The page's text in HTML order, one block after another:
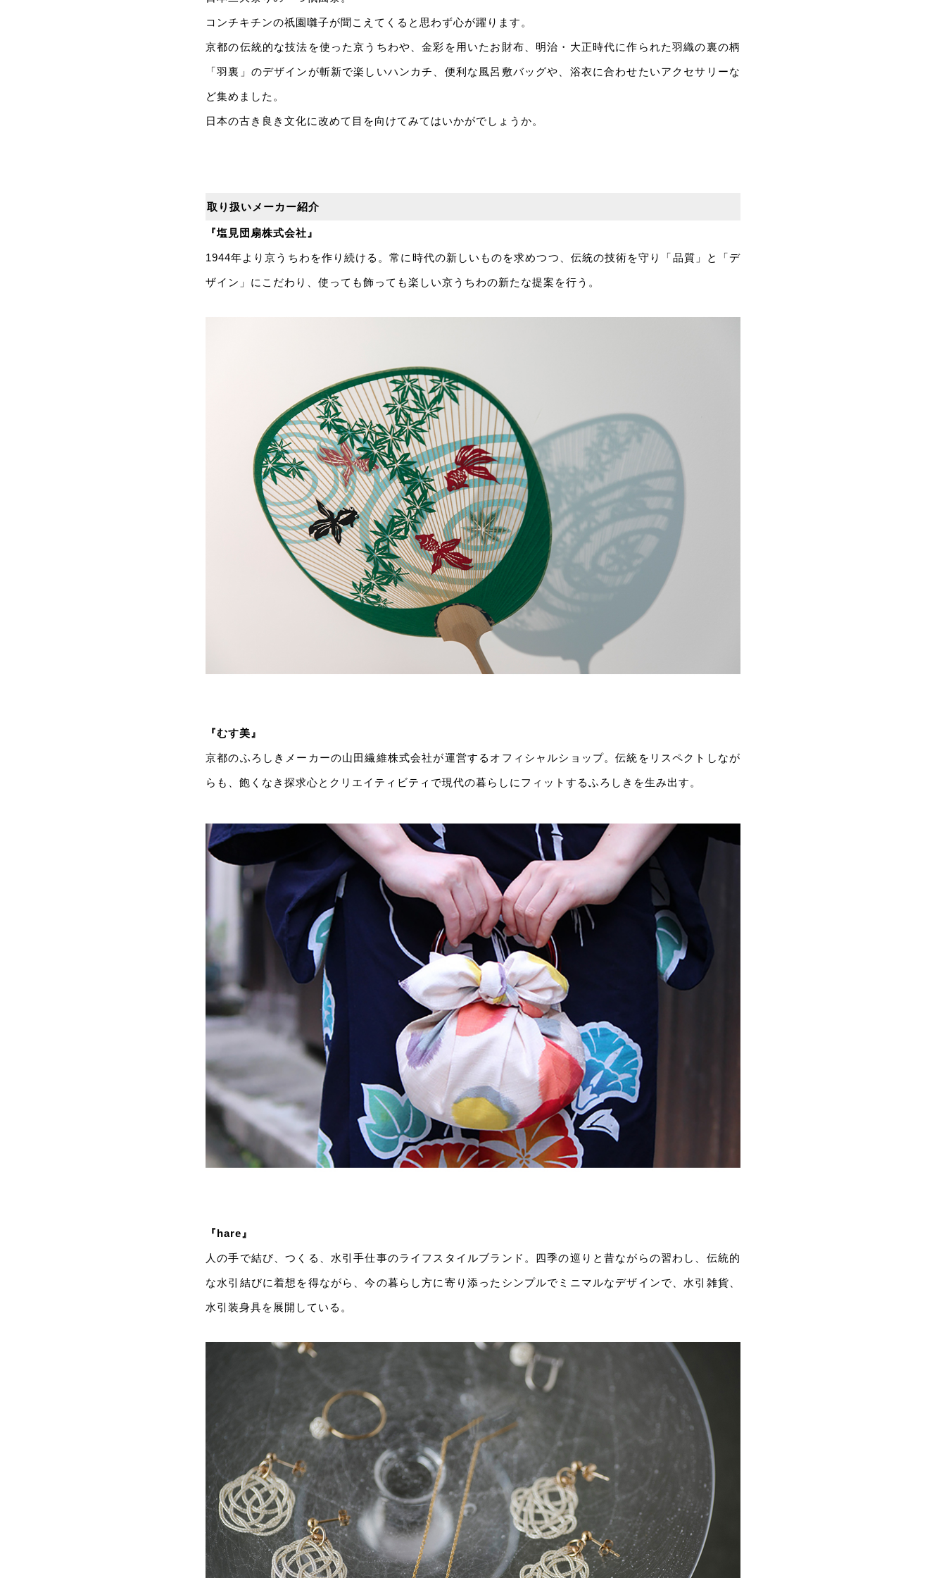
コンチキチンの祇園囃子が聞こえてくると思わず心が躍ります。
京都の伝統的な技法を使った京うちわや、金彩を用いたお財布、明治・大正時代に作られた羽織の裏の柄
「羽裏」のデザインが斬新で楽しいハンカチ、便利な風呂敷バッグや、浴衣に合わせたいアクセサリーな
ど集めました。
日本の古き良き文化に改めて目を向けてみてはいかがでしょうか。
取り扱いメーカー紹介
『塩見団扇株式会社』
1944年より京うちわを作り続ける。常に時代の新しいものを求めつつ、伝統の技術を守り「品質」と「デ
ザイン」にこだわり、使っても飾っても楽しい京うちわの新たな提案を行う。
『むす美』
京都のふろしきメーカーの山田繊維株式会社が運営するオフィシャルショップ。伝統をリスペクトしなが
らも、飽くなき探求⼼とクリエイティビティで現代の暮らしにフィットするふろしきを⽣み出す。
『hare』
人の手で結び、つくる、水引手仕事のライフスタイルブランド。四季の巡りと昔ながらの習わし、伝統的
な水引結びに着想を得ながら、今の暮らし方に寄り添ったシンプルでミニマルなデザインで、水引雑貨、
水引装身具を展開している。